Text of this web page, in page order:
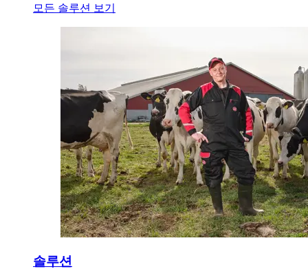
모든 솔루션 보기
솔루션